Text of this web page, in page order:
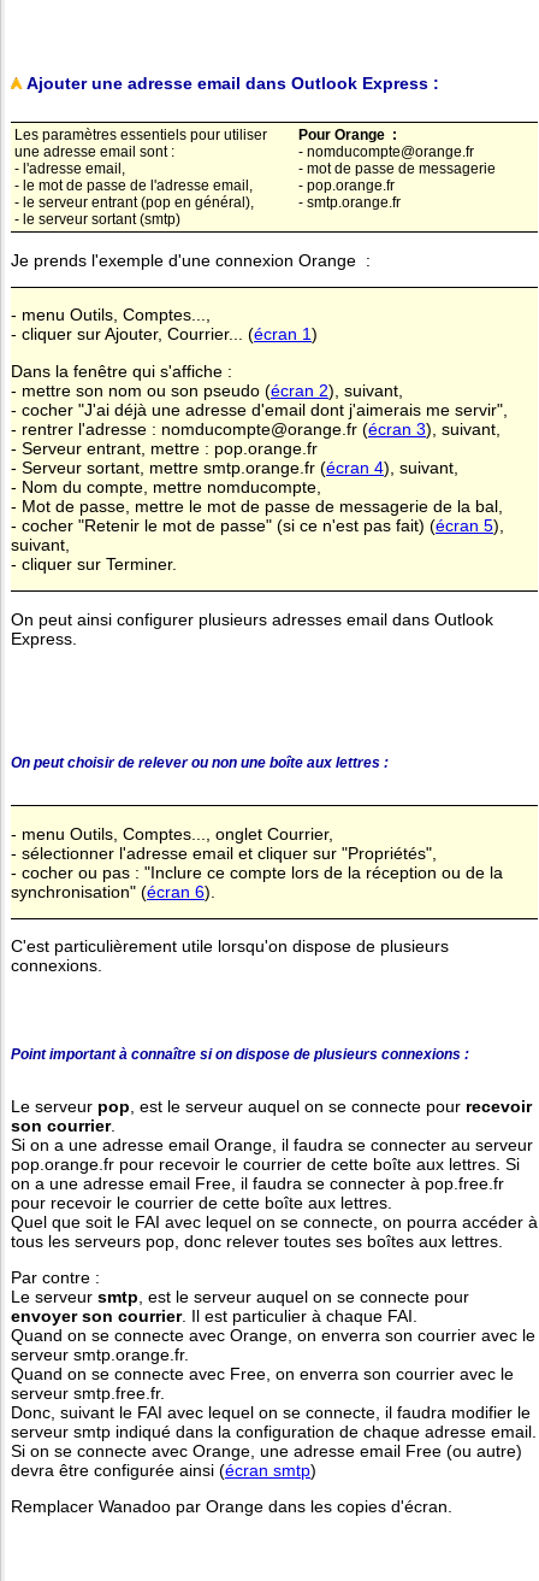
Ajouter une adresse email dans Outlook Express :
Les paramètres essentiels pour utiliser
une adresse email sont :
- l'adresse email,
- le mot de passe de l'adresse email,
- le serveur entrant (pop en général),
- le serveur sortant (smtp)
Pour Orange :
- nomducompte@orange.fr
- mot de passe de messagerie
- pop.orange.fr
- smtp.orange.fr
Je prends l'exemple d'une connexion Orange :
- menu Outils, Comptes...,
- cliquer sur Ajouter, Courrier... (écran 1)
Dans la fenêtre qui s'affiche :
- mettre son nom ou son pseudo (écran 2), suivant,
- cocher "J'ai déjà une adresse d'email dont j'aimerais me servir",
- rentrer l'adresse : nomducompte@orange.fr (écran 3), suivant,
- Serveur entrant, mettre : pop.orange.fr
- Serveur sortant, mettre smtp.orange.fr (écran 4), suivant,
- Nom du compte, mettre nomducompte,
- Mot de passe, mettre le mot de passe de messagerie de la bal,
- cocher "Retenir le mot de passe" (si ce n'est pas fait) (écran 5),
suivant,
- cliquer sur Terminer.
On peut ainsi configurer plusieurs adresses email dans Outlook
Express.
On peut choisir de relever ou non une boîte aux lettres :
- menu Outils, Comptes..., onglet Courrier,
- sélectionner l'adresse email et cliquer sur "Propriétés",
- cocher ou pas : "Inclure ce compte lors de la réception ou de la
synchronisation" (écran 6).
C'est particulièrement utile lorsqu'on dispose de plusieurs
connexions.
Point important à connaître si on dispose de plusieurs connexions :
Le serveur pop , est le serveur auquel on se connecte pour recevoir
son courrier.
Si on a une adresse email Orange, il faudra se connecter au serveur
pop.orange.fr pour recevoir le courrier de cette boîte aux lettres. Si
on a une adresse email Free, il faudra se connecter à pop.free.fr
pour recevoir le courrier de cette boîte aux lettres.
Quel que soit le FAI avec lequel on se connecte, on pourra accéder à
tous les serveurs pop, donc relever toutes ses boîtes aux lettres.
Par contre :
Le serveur smtp , est le serveur auquel on se connecte pour
envoyer son courrier. Il est particulier à chaque FAI.
Quand on se connecte avec Orange, on enverra son courrier avec le
serveur smtp.orange.fr.
Quand on se connecte avec Free, on enverra son courrier avec le
serveur smtp.free.fr.
Donc, suivant le FAI avec lequel on se connecte, il faudra modifier le
serveur smtp indiqué dans la configuration de chaque adresse email.
Si on se connecte avec Orange, une adresse email Free (ou autre)
devra être configurée ainsi (écran smtp)
Remplacer Wanadoo par Orange dans les copies d'écran.